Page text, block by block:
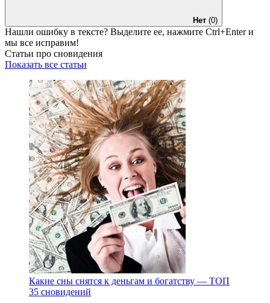
Нет (0)
Нашли ошибку в тексте? Выделите ее, нажмите Ctrl+Enterи
мы все исправим!
Статьи про сновидения
Показать все статьи
Какие сны снятся к деньгам и богатству — ТОП
35 сновидений